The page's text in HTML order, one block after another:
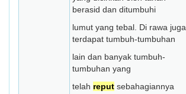
berasid dan ditumbuhi
lumut yang tebal. Di rawa juga
terdapat tumbuh-tumbuhan
lain dan banyak tumbuh-
tumbuhan yang
telah reput sebahagiannya